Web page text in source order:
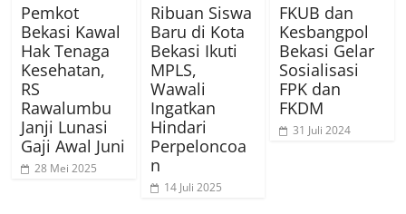
Pemkot
Bekasi Kawal
Hak Tenaga
Kesehatan,
RS
Rawalumbu
Janji Lunasi
Gaji Awal Juni
28 Mei 2025
Ribuan Siswa
Baru di Kota
Bekasi Ikuti
MPLS,
Wawali
Ingatkan
Hindari
Perpeloncoa
n
14 Juli 2025
FKUB dan
Kesbangpol
Bekasi Gelar
Sosialisasi
FPK dan
FKDM
31 Juli 2024